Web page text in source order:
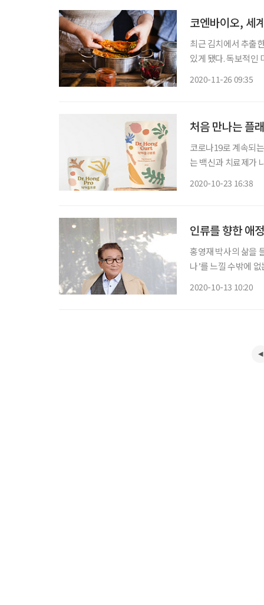
코엔바이오, 세
최근 김치에서 추출
있게 됐다. 독보적인
2020-11-26 09:35
코로나19로 계속되
는 백신과 치료제가
2020-10-23 16:38
인류를 향한 애
홍영재 박사의 삶을
나’를 느낄 수밖에
2020-10-13 10:20